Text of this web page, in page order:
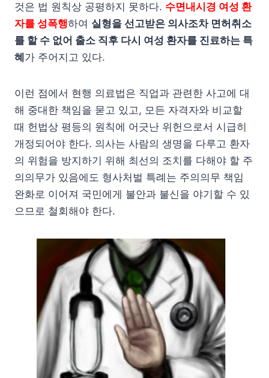
것은 법 원칙상 공평하지 못하다. 수면내시경 여성 환
자를 성폭행하여 실형을 선고받은 의사조차 면허취소
를 할 수 없어 출소 직후 다시 여성 환자를 진료하는 특
혜 가 주어지고 있다.
이런 점에서 현행 의료법은 직업과 관련한 사고에 대
해 중대한 책임을 묻고 있고, 모든 자격자와 비교할
때 헌법상 평등의 원칙에 어긋난 위헌으로서 시급히
개정되어야 한다. 의사는 사람의 생명을 다루고 환자
의 위험을 방지하기 위해 최선의 조치를 다해야 할 주
의의무가 있음에도 형사처벌 특례는 주의의무 책임
완화로 이어져 국민에게 불안과 불신을 야기할 수 있
으므로 철회해야 한다.